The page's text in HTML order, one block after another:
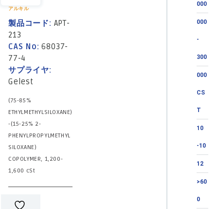
000
000
-
300
000
CS
T
10
-10
12
>60
0
アルキル
製品コード: APT-
213
CAS No:68037-
77-4
サプライヤ:
Gelest
(75-85%
ETHYLMETHYLSILOXANE)
-(15-25% 2-
PHENYLPROPYLMETHYL
SILOXANE)
COPOLYMER, 1,200-
1,600 cSt